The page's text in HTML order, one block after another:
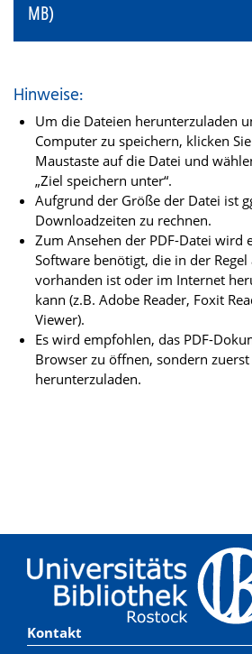
MB)
Hinweise:
Um die Dateien herunterzuladen
Computer zu speichern, klicken
Maustaste auf die Datei und
„Ziel speichern unter“.
Aufgrund der Größe der Datei ist
Downloadzeiten zu rechnen.
Zum Ansehen der PDF-Datei wird
Software benötigt, die in der
vorhanden ist oder im Internet
kann (z.B. Adobe Reader, Foxit
Viewer).
Es wird empfohlen, das PDF-
Browser zu öffnen, sondern
herunterzuladen.
Kontakt